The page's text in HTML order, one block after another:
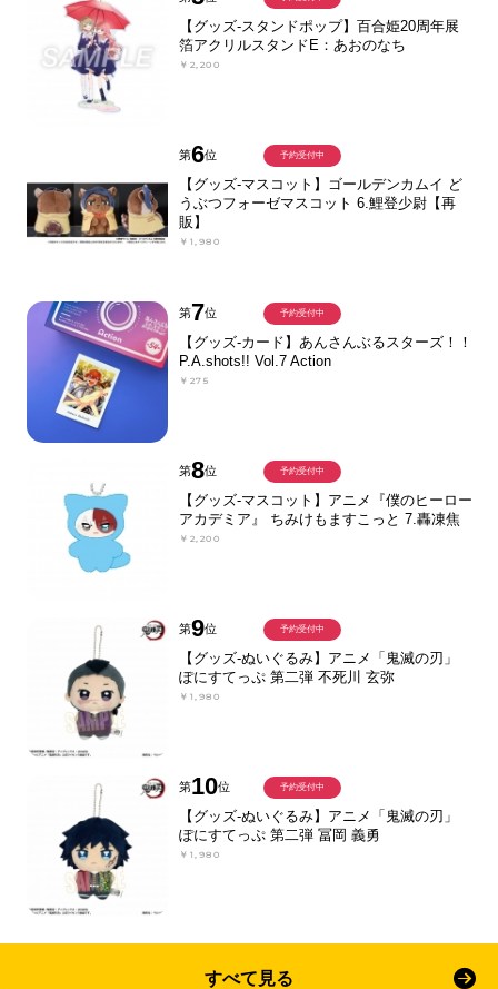
【グッズ-スタンドポップ】百合姫20周年展
箔アクリルスタンドE：あおのなち
￥2,200
第6位
【グッズ-マスコット】ゴールデンカムイ ど
うぶつフォーゼマスコット 6.鯉登少尉【再
販】
￥1,980
予約受付中
第7位
【グッズ-カード】あんさんぶるスターズ！！
P.A.shots!! Vol.7 Action
￥275
予約受付中
第8位
【グッズ-マスコット】アニメ『僕のヒーロー
アカデミア』 ちみけもますこっと 7.轟凍焦
￥2,200
予約受付中
第9位
【グッズ-ぬいぐるみ】アニメ「鬼滅の刃」
ぽにすてっぷ 第二弾 不死川 玄弥
￥1,980
予約受付中
第10位
【グッズ-ぬいぐるみ】アニメ「鬼滅の刃」
ぽにすてっぷ 第二弾 冨岡 義勇
￥1,980
予約受付中
すべて見る